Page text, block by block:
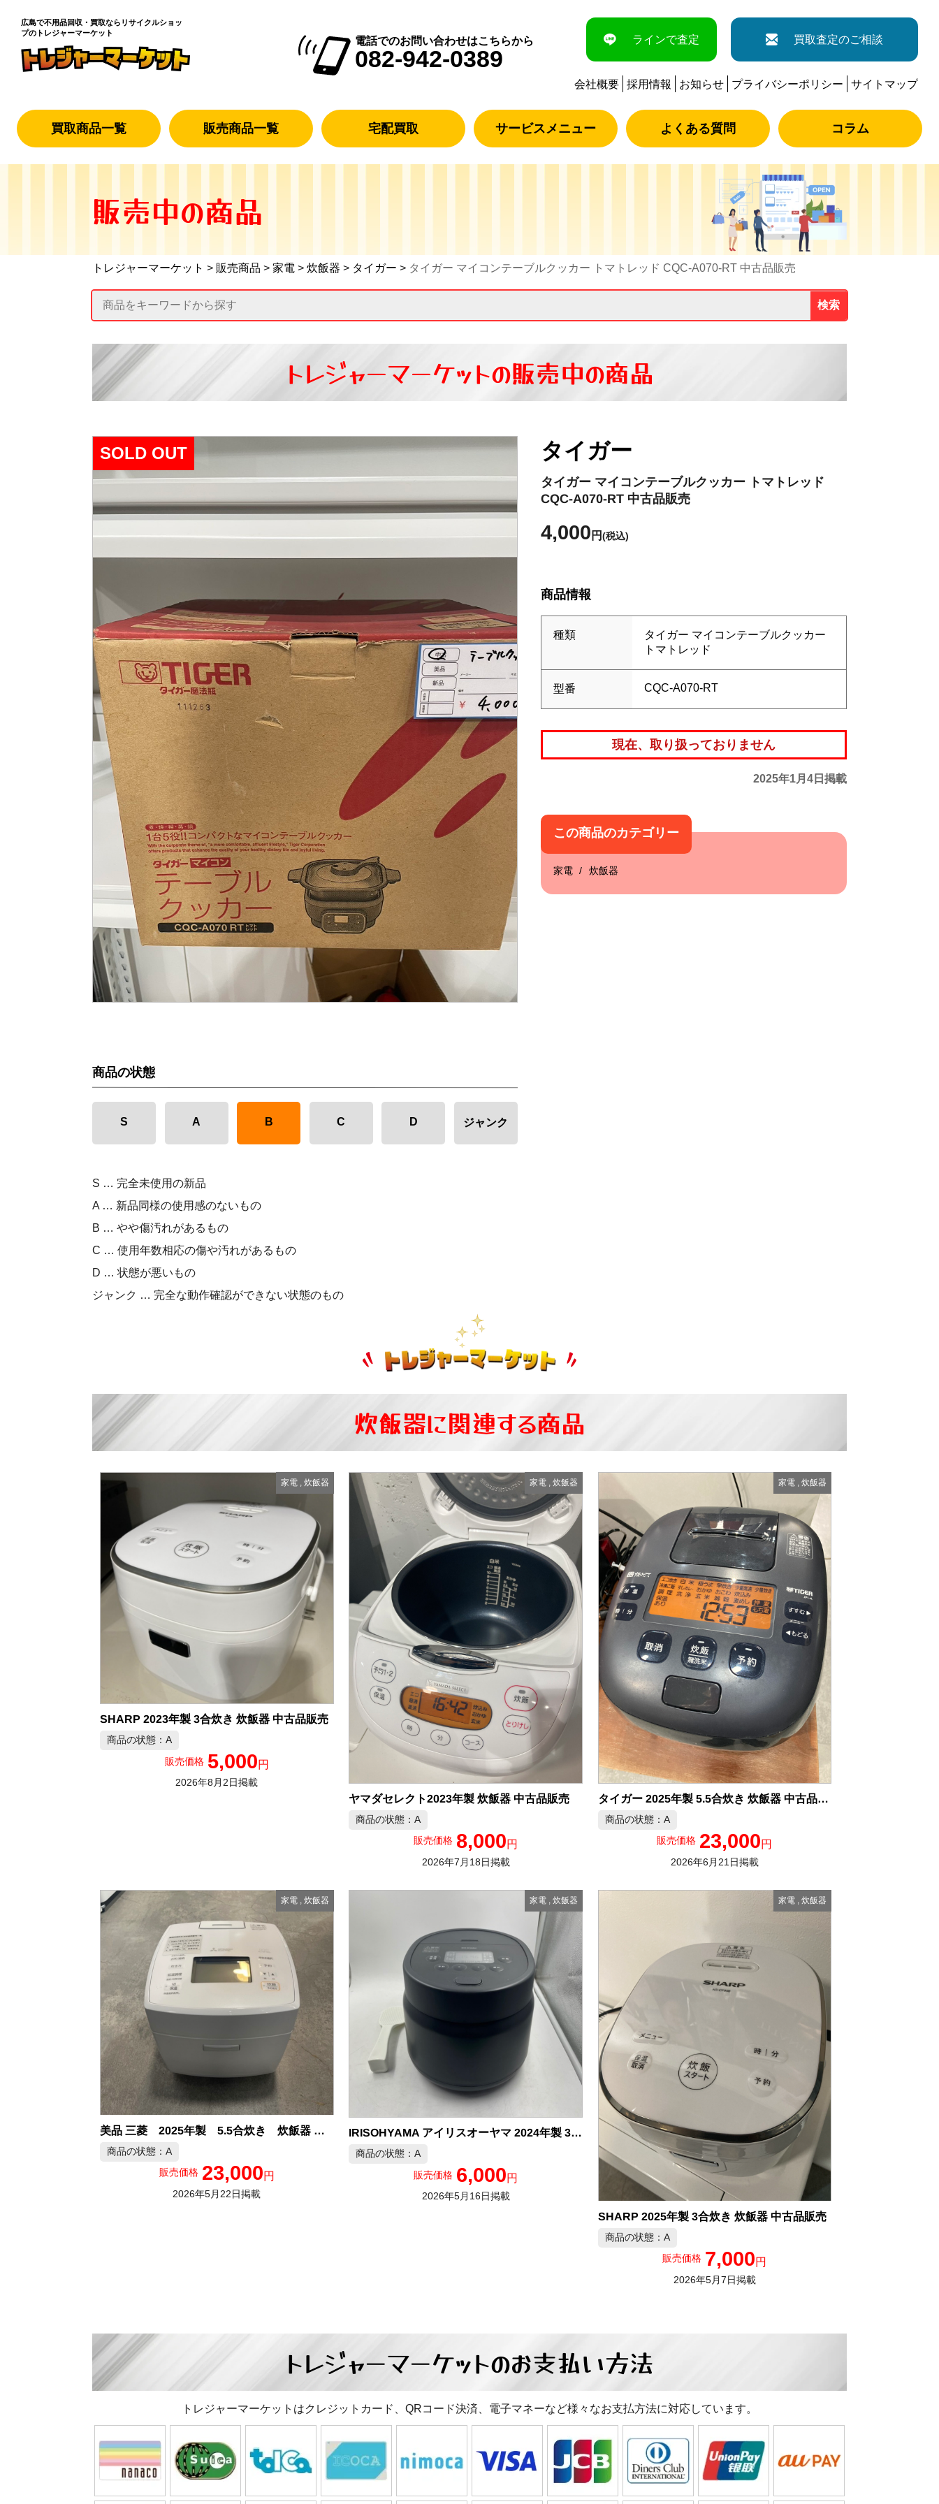
広島で不用品回収・買取なら リサイクルショッ
プのトレジャーマーケット
電話でのお問い合わせはこちらから
082-942-0389
ラインで査定 買取査定のご相談
会社概要 採用情報 お知らせ プライバシーポリシー サイトマップ
買取商品一覧 販売商品一覧 宅配買取 サービスメニュー よくある質問 コラム
販売中の商品
トレジャーマーケット > 販売商品 > 家電 > 炊飯器 > タイガー > タイガー マイコンテーブルクッカー トマトレッド CQC-A070-RT 中古品販売
検索
トレジャーマーケットの販売中の商品
タイガー
タイガー マイコンテーブルクッカー トマトレッド
CQC-A070-RT 中古品販売
4,000 円(税込)
商品情報
種類
タイガー マイコンテーブルクッカー
トマトレッド
型番 CQC-A070-RT
現在、取り扱っておりません
2025年1月4日掲載
この商品のカテゴリー
家電 炊飯器
SOLD OUT
商品の状態
S A B C D ジャンク
S … 完全未使用の新品
A … 新品同様の使用感のないもの
B … やや傷汚れがあるもの
C … 使用年数相応の傷や汚れがあるもの
D … 状態が悪いもの
ジャンク … 完全な動作確認ができない状態のもの
炊飯器に関連する商品
家電, 炊飯器
SHARP 2023年製 3合炊き 炊飯器 中古品販売
商品の状態：A
販売価格 5,000円
2026年8月2日掲載
家電, 炊飯器
ヤマダセレクト2023年製 炊飯器 中古品販売
商品の状態：A
販売価格 8,000円
2026年7月18日掲載
家電 ,炊飯器
タイガー 2025年製 5.5合炊き 炊飯器 中古品販売
商品の状態：A
販売価格 23,000円
2026年6月21日掲載
家電, 炊飯器
美品 三菱 2025年製 5.5合炊き 炊飯器 中古品販売
商品の状態：A
販売価格 23,000円
2026年5月22日掲載
家電, 炊飯器
IRISOHYAMA アイリスオーヤマ 2024年製 3合炊き 炊飯器 中古品販売
商品の状態：A
販売価格 6,000円
2026年5月16日掲載
家電 ,炊飯器
SHARP 2025年製 3合炊き 炊飯器 中古品販売
商品の状態：A
販売価格 7,000円
2026年5月7日掲載
トレジャーマーケットのお支払い方法
トレジャーマーケットはクレジットカード、QRコード決済、電子マネーなど様々なお支払方法に対応しています。